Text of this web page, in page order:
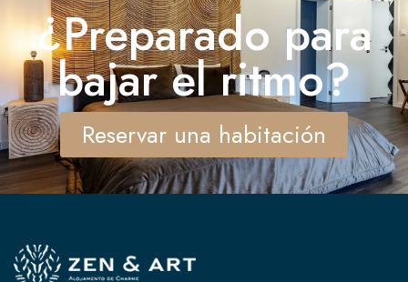
¿Preparado para
bajar el ritmo?
Reservar una habitación